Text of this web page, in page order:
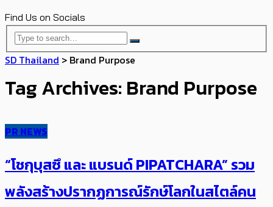
Find Us on Socials
SD Thailand > Brand Purpose
Tag Archives: Brand Purpose
PR NEWS
“โชกุบุสซึ และ แบรนด์ PIPATCHARA” รวม
พลังสร้างปรากฏการณ์รักษ์โลกในสไตล์คน